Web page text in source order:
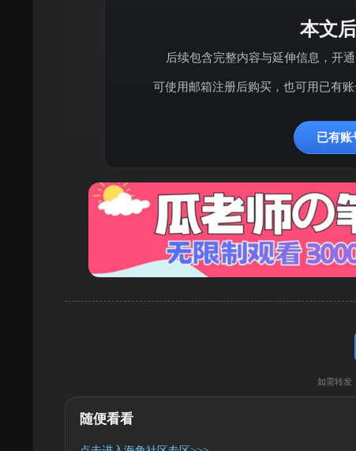
本文
后续包含完整内容与延伸信息，开
可使用邮箱注册后购买，也可用已有账
已有账
如需转发
随便看看